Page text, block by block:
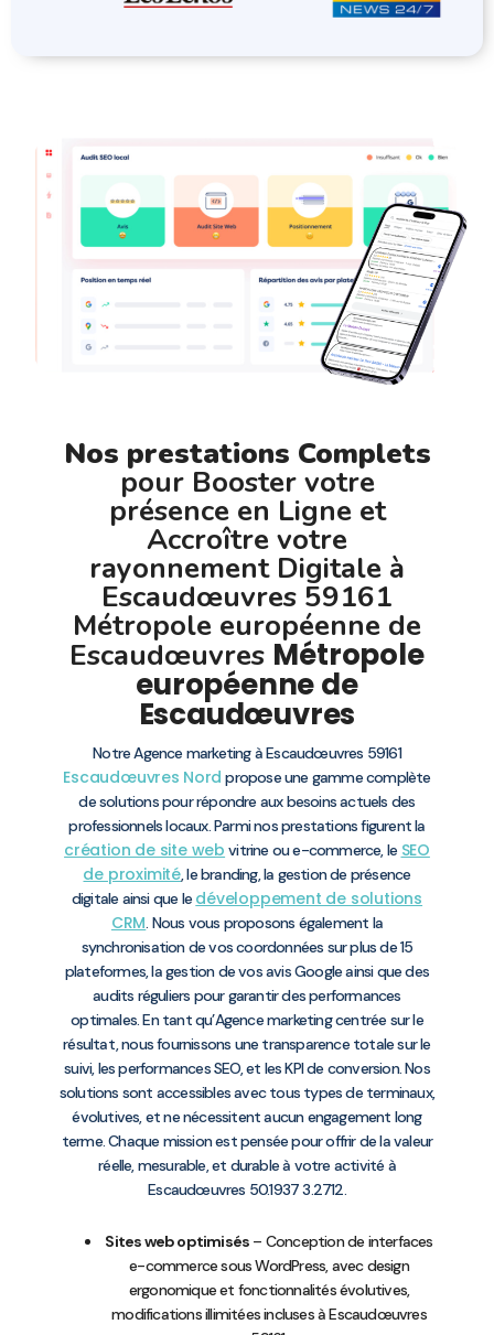
Nos prestations Complets
pour Booster votre
présence en Ligne et
Accroître votre
rayonnement Digitale à
Escaudœuvres 59161
Métropole européenne de
Escaudœuvres Métropole
européenne de
Escaudœuvres
Notre Agence marketing à Escaudœuvres 59161
Escaudœuvres Nord propose une gamme complète
de solutions pour répondre aux besoins actuels des
professionnels locaux. Parmi nos prestations figurent la
création de site web vitrine ou e-commerce, le SEO
de proximité, le branding, la gestion de présence
digitale ainsi que le développement de solutions
CRM. Nous vous proposons également la
synchronisation de vos coordonnées sur plus de 15
plateformes, la gestion de vos avis Google ainsi que des
audits réguliers pour garantir des performances
optimales. En tant qu’Agence marketing centrée sur le
résultat, nous fournissons une transparence totale sur le
suivi, les performances SEO, et les KPI de conversion. Nos
solutions sont accessibles avec tous types de terminaux,
évolutives, et ne nécessitent aucun engagement long
terme. Chaque mission est pensée pour offrir de la valeur
réelle, mesurable, et durable à votre activité à
Escaudœuvres 50.1937 3.2712.
Sites web optimisés – Conception de interfaces
e-commerce sous WordPress, avec design
ergonomique et fonctionnalités évolutives,
modifications illimitées incluses à Escaudœuvres